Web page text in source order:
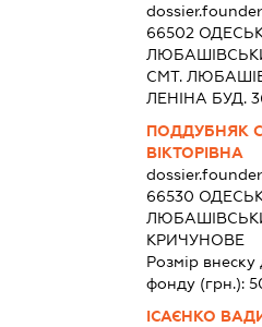
66502
СМТ.
ЛЕНІНА БУД.
ПОДДУБНЯК
ВІКТОРІВНА
66530
КРИЧУНОВЕ
Розмір внеску
фонду (грн.):
ІСАЄНКО